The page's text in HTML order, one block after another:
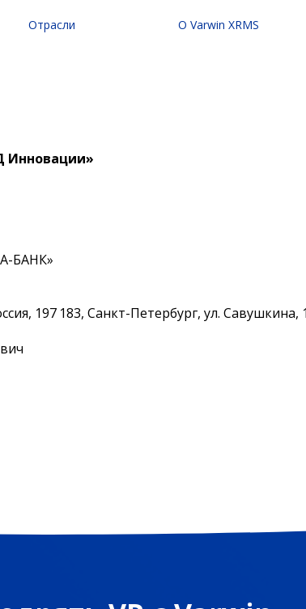
Отрасли O Varwin XRMS
маркетинга и продаж
Инновации»
БАНК»
197 183, Санкт-Петербург, ул.